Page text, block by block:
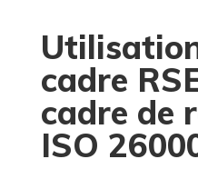
cadre
cadre de
ISO